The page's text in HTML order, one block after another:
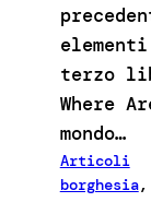
terzo
Where
mondo…
Articoli
borghesia,